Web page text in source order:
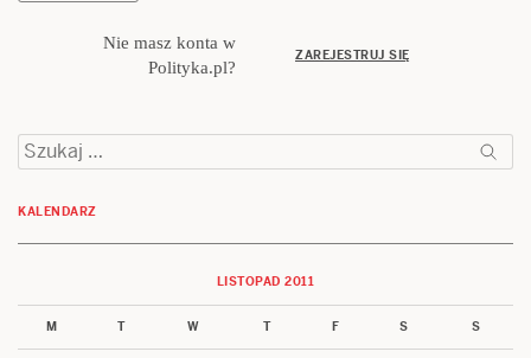
Nie masz konta w
Polityka.pl?
ZAREJESTRUJ SIĘ
Szukaj:
KALENDARZ
LISTOPAD 2011
M T W T F S S